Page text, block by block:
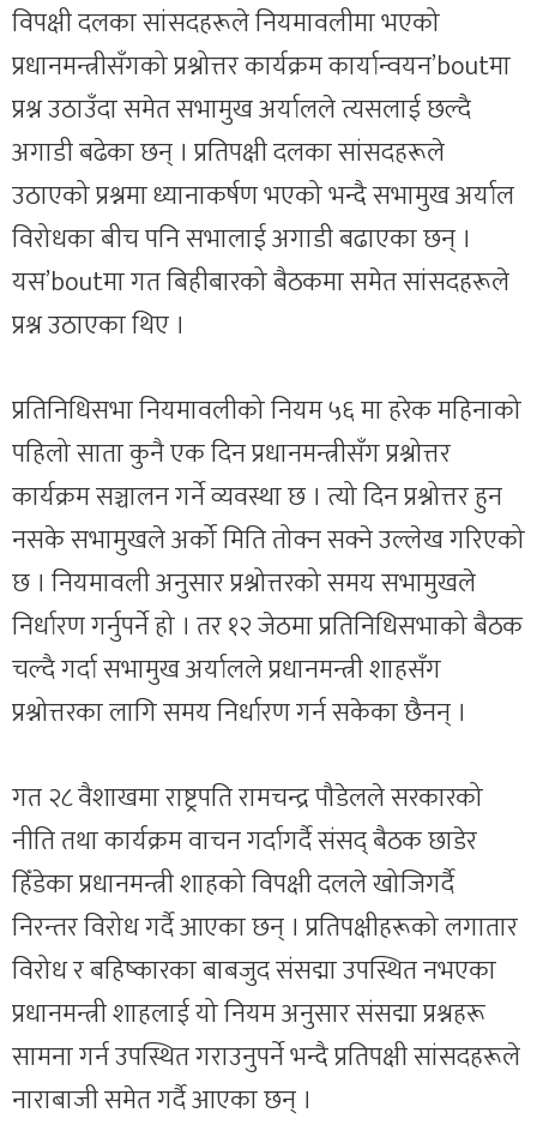
विपक्षी दलका सांसदहरूले नियमावलीमा भएको
प्रधानमन्त्रीसँगको प्रश्नोत्तर कार्यक्रम कार्यान्वयन’boutमा
प्रश्न उठाउँदा समेत सभामुख अर्यालले त्यसलाई छल्दै
अगाडी बढेका छन् । प्रतिपक्षी दलका सांसदहरूले
उठाएको प्रश्नमा ध्यानाकर्षण भएको भन्दै सभामुख अर्याल
विरोधका बीच पनि सभालाई अगाडी बढाएका छन् ।
यस’boutमा गत बिहीबारको बैठकमा समेत सांसदहरूले
प्रश्न उठाएका थिए ।
प्रतिनिधिसभा नियमावलीको नियम ५६ मा हरेक महिनाको
पहिलो साता कुनै एक दिन प्रधानमन्त्रीसँग प्रश्नोत्तर
कार्यक्रम सञ्चालन गर्ने व्यवस्था छ । त्यो दिन प्रश्नोत्तर हुन
नसके सभामुखले अर्को मिति तोक्न सक्ने उल्लेख गरिएको
छ । नियमावली अनुसार प्रश्नोत्तरको समय सभामुखले
निर्धारण गर्नुपर्ने हो । तर १२ जेठमा प्रतिनिधिसभाको बैठक
चल्दै गर्दा सभामुख अर्यालले प्रधानमन्त्री शाहसँग
प्रश्नोत्तरका लागि समय निर्धारण गर्न सकेका छैनन् ।
गत २८ वैशाखमा राष्ट्रपति रामचन्द्र पौडेलले सरकारको
नीति तथा कार्यक्रम वाचन गर्दागर्दै संसद् बैठक छाडेर
हिँडेका प्रधानमन्त्री शाहको विपक्षी दलले खोजिगर्दै
निरन्तर विरोध गर्दै आएका छन् । प्रतिपक्षीहरूको लगातार
विरोध र बहिष्कारका बाबजुद संसद्मा उपस्थित नभएका
प्रधानमन्त्री शाहलाई यो नियम अनुसार संसद्मा प्रश्नहरू
सामना गर्न उपस्थित गराउनुपर्ने भन्दै प्रतिपक्षी सांसदहरूले
नाराबाजी समेत गर्दै आएका छन् ।